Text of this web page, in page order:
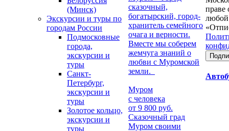
(Минск)
Экскурсии и туры по
городам России
Подмосковные
города,
экскурсии и
туры
Санкт-
Петербург,
экскурсии и
туры
Золотое кольцо,
экскурсии и
туры
сказочный,
богатырский, город-
хранитель семейного
очага и верности.
Вместе мы соберем
жемчуга знаний о
любви с Муромской
земли.
Муром
с человека
от 9 800 руб.
Сказочный град
Муром своими
праве
любой